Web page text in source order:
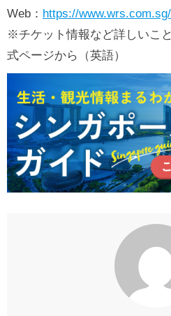
Web： https://
※チケット情報など詳しいこ
式ページから（英語）